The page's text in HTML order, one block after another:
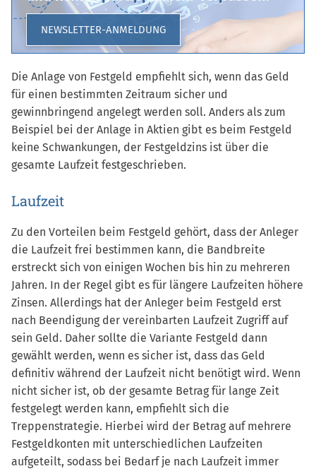
NEWSLETTER-ANMELDUNG
Die Anlage von Festgeld empfiehlt sich, wenn das Geld
für einen bestimmten Zeitraum sicher und
gewinnbringend angelegt werden soll. Anders als zum
Beispiel bei der Anlage in Aktien gibt es beim Festgeld
keine Schwankungen, der Festgeldzins ist über die
gesamte Laufzeit festgeschrieben.
Laufzeit
Zu den Vorteilen beim Festgeld gehört, dass der Anleger
die Laufzeit frei bestimmen kann, die Bandbreite
erstreckt sich von einigen Wochen bis hin zu mehreren
Jahren. In der Regel gibt es für längere Laufzeiten höhere
Zinsen. Allerdings hat der Anleger beim Festgeld erst
nach Beendigung der vereinbarten Laufzeit Zugriff auf
sein Geld. Daher sollte die Variante Festgeld dann
gewählt werden, wenn es sicher ist, dass das Geld
definitiv während der Laufzeit nicht benötigt wird. Wenn
nicht sicher ist, ob der gesamte Betrag für lange Zeit
festgelegt werden kann, empfiehlt sich die
Treppenstrategie. Hierbei wird der Betrag auf mehrere
Festgeldkonten mit unterschiedlichen Laufzeiten
aufgeteilt, sodass bei Bedarf je nach Laufzeit immer